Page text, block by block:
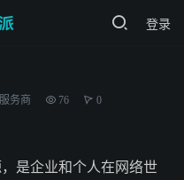
登录
务商 76 0
是企业和个人在网络世